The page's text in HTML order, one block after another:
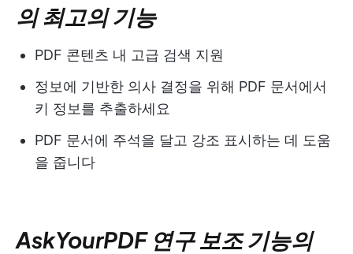
의 최고의 기능
PDF 콘텐츠 내 고급 검색 지원
정보에 기반한 의사 결정을 위해 PDF 문서에서
키 정보를 추출하세요
PDF 문서에 주석을 달고 강조 표시하는 데 도움
을 줍니다
AskYourPDF 연구 보조 기능의